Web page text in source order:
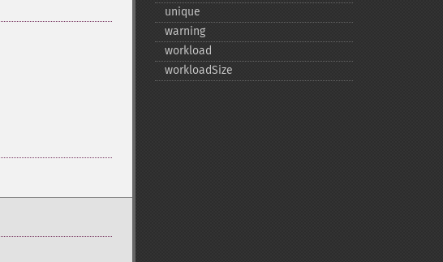
unique
warning
workload
workloadSize